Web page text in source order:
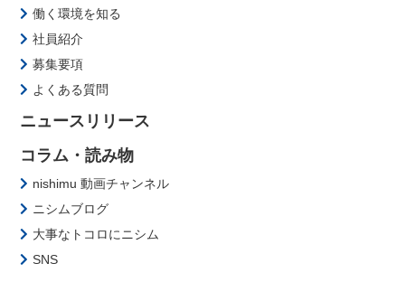
働く環境を知る
社員紹介
募集要項
よくある質問
ニュースリリース
コラム・読み物
nishimu 動画チャンネル
ニシムブログ
大事なトコロにニシム
SNS